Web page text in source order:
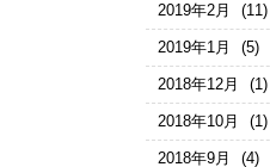
2019年2月 (11)
2019年1月 (5)
2018年12月 (1)
2018年10月 (1)
2018年9月 (4)